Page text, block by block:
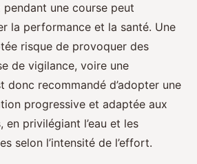
une course peut
la performance et la santé. Une
risque de provoquer des
de vigilance, voire une
donc recommandé d’adopter une
progressive et adaptée aux
en privilégiant l’eau et les
selon l’intensité de l’effort.